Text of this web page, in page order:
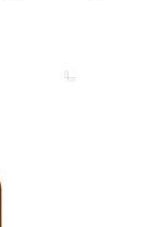
円/回 ...